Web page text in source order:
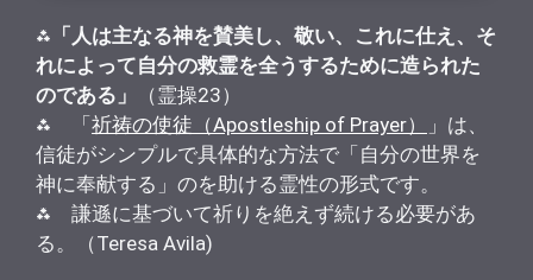
⁂ 「人は主なる神を賛美し、敬い、これに仕え、そ
れによって自分の救霊を全うするために造られた
のである」
（霊操23）
⁂ 「祈祷の使徒（Apostleship of Prayer）
」は、
信徒がシンプルで具体的な方法で「自分の世界を
神に奉献する」のを助ける霊性の形式です。
⁂ 謙遜に基づいて祈りを絶えず続ける必要があ
る。（Teresa Avila)